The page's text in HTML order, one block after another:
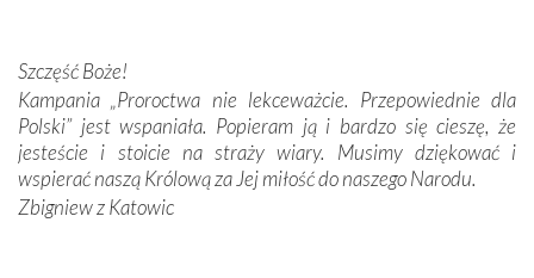
Podczas tej kilkudniowej wyprawy na każdym kroku
spotykaliśmy się z serdeczną otwartością
Portugalczyków. Podziwialiśmy ich ludową sztukę i
zwyczaje. Mimo że nasze kraje są od siebie bardzo
oddalone, w żaden sposób nie czuliśmy się obco.
Sprawiła to oczywiście sama Matka Boża, ale też
kulturowa bliskość biorąca swój początek w naszej
Szczęść Boże!
Kampania „Proroctwa nie lekceważcie. Przepowiednie dla
Polski” jest wspaniała. Popieram ją i bardzo się cieszę, że
jesteście i stoicie na straży wiary. Musimy dziękować i
wspierać naszą Królową za Jej miłość do naszego Narodu.
Zbigniew z Katowic